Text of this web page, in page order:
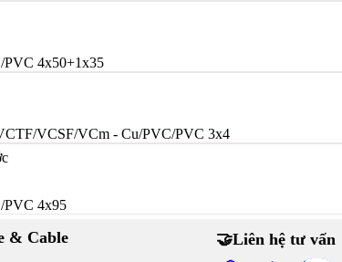
4x50+1x35
VCSF/VCm - Cu/PVC/PVC 3x4
PVC 4x95
& Cable
🤝Liên hệ tư vấn